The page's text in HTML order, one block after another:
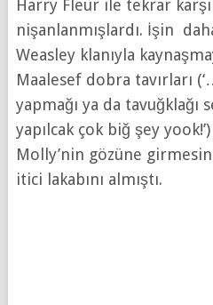
Harry Fleur ile tekrar
nişanlanmışlardı. İşin
Weasley klanıyla
Maalesef dobra tavırları
yapmağı ya da tavuğklağı
yapılcak çok biğ şey
Molly’nin gözüne
itici lakabını almıştı.